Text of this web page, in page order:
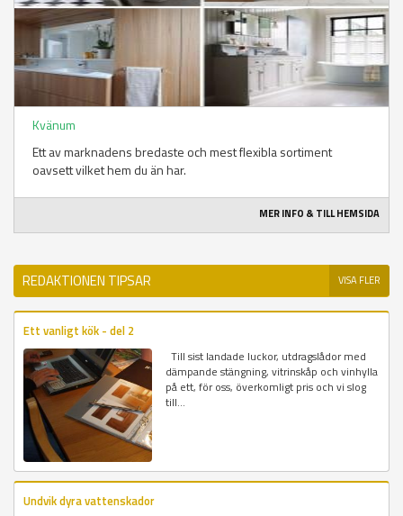
Kvänum
Ett av marknadens bredaste och mest flexibla sortiment
oavsett vilket hem du än har.
MER INFO & TILL HEMSIDA
REDAKTIONEN TIPSAR VISA FLER
Ett vanligt kök - del 2
Till sist landade luckor, utdragslådor med
dämpande stängning, vitrinskåp och vinhylla
på ett, för oss, överkomligt pris och vi slog
till...
Undvik dyra vattenskador